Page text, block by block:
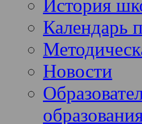
История
Календарь
Новости